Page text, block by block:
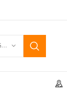
SELECTEAZĂ CATEGORIA